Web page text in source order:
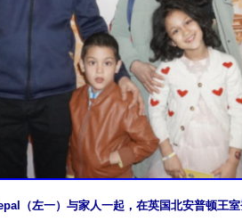
（左一）与家人一起，在英国北安普顿王